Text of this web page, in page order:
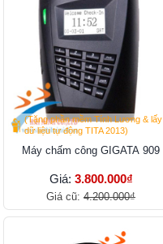
(Tặng phần mềm Tính Lương & lấy
dữ liệu tự động TITA 2013)
Máy chấm công GIGATA 909
Giá: 3.800.000₫
Giá cũ: 4.200.000₫